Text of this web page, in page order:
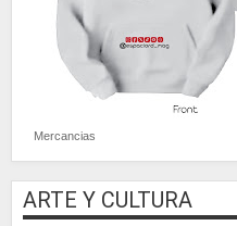
Mercancias
ARTE Y CULTURA